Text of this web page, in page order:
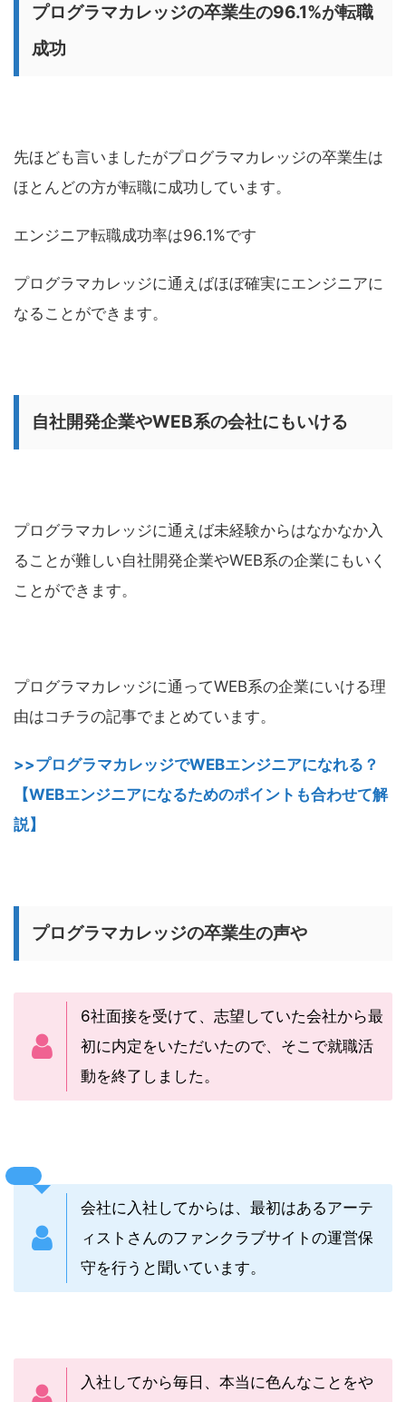
プログラマカレッジの卒業生の96.1%が転職
成功
先ほども言いましたがプログラマカレッジの卒業生は
ほとんどの方が転職に成功しています。
エンジニア転職成功率は96.1%です
プログラマカレッジに通えばほぼ確実にエンジニアに
なることができます。
自社開発企業やWEB系の会社にもいける
プログラマカレッジに通えば未経験からはなかなか入
ることが難しい自社開発企業やWEB系の企業にもいく
ことができます。
プログラマカレッジに通ってWEB系の企業にいける理
由はコチラの記事でまとめています。
>>プログラマカレッジでWEBエンジニアになれる？
【WEBエンジニアになるためのポイントも合わせて解
説】
プログラマカレッジの卒業生の声や
6社面接を受けて、志望していた会社から最
初に内定をいただいたので、そこで就職活
動を終了しました。
会社に入社してからは、最初はあるアーテ
ィストさんのファンクラブサイトの運営保
守を行うと聞いています。
入社してから毎日、本当に色んなことをや